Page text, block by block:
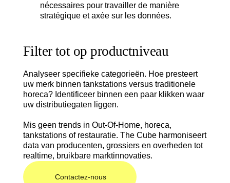
nécessaires pour travailler de manière
stratégique et axée sur les données.
Filter tot op productniveau
Analyseer specifieke categorieën. Hoe presteert
uw merk binnen tankstations versus traditionele
horeca? Identificeer binnen een paar klikken waar
uw distributiegaten liggen.
Mis geen trends in Out-Of-Home, horeca,
tankstations of restauratie. The Cube harmoniseert
data van producenten, grossiers en overheden tot
realtime, bruikbare marktinnovaties.
Contactez-nous